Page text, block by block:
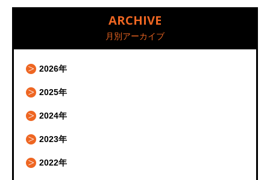
ARCHIVE
月別アーカイブ
2026年
2025年
2024年
2023年
2022年